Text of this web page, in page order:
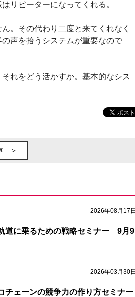
リピーターになってくれる。
。その代わり二度と来てくれなく
声を拾うシステムが重要なので
れをどう活かすか。基本的なシス
＞
2026年08月17日
道に乗るための戦略セミナー 9月9
2026年03月30日
チェーンの競争力の作り方セミナー